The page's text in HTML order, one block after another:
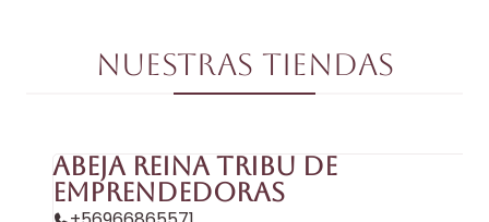
Nuestras tiendas
Abeja Reina Tribu de
Emprendedoras